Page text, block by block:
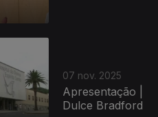
07 nov. 2025
Apresentação |
Dulce Bradford